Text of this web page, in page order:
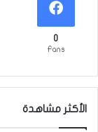
0
Fans
الأكثر مشاهدة